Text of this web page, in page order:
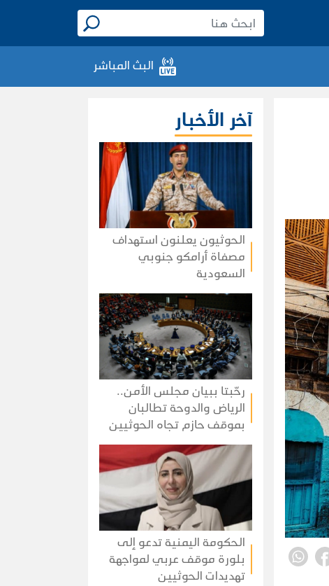
البث المباشر
آخر الأخبار
الحوثيون يعلنون استهداف
مصفاة أرامكو جنوبي
السعودية
رحّبتا ببيان مجلس الأمن..
الرياض والدوحة تطالبان
بموقف حازم تجاه الحوثيين
الحكومة اليمنية تدعو إلى
بلورة موقف عربي لمواجهة
تهديدات الحوثيين